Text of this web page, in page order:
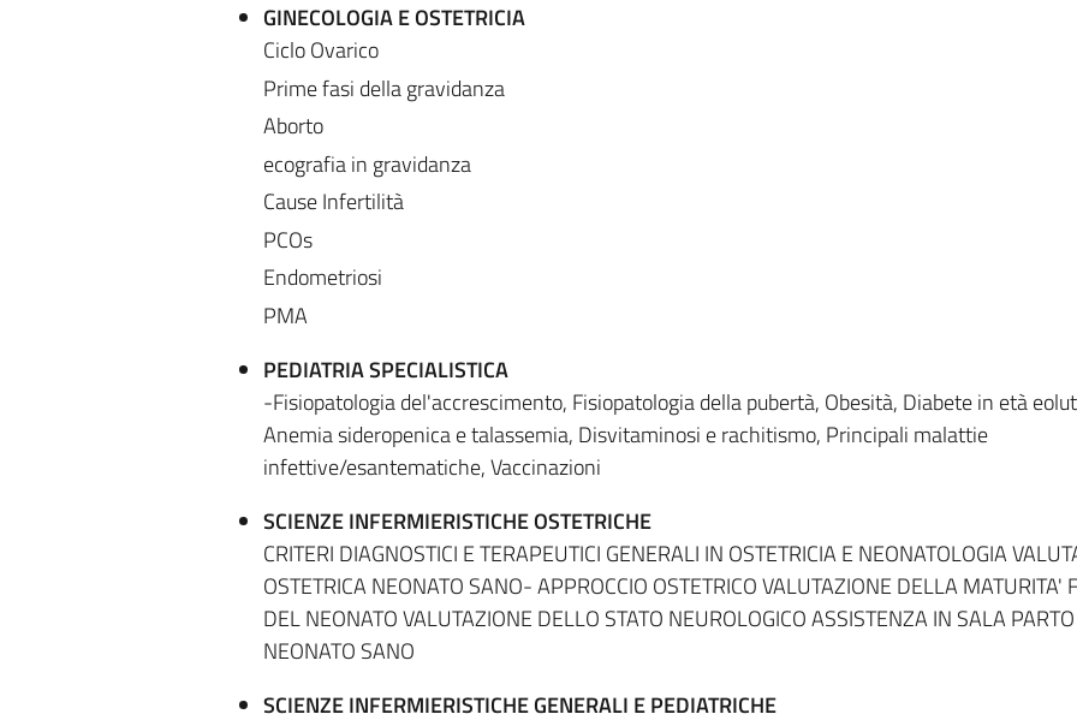
GINECOLOGIA E OSTETRICIA
Ciclo Ovarico
Prime fasi della gravidanza
Aborto
ecografia in gravidanza
Cause Infertilità
PCOs
Endometriosi
PMA
PEDIATRIA SPECIALISTICA
-Fisiopatologia del'accrescimento, Fisiopatologia della pubertà, Obesità, Diabete in età
Anemia sideropenica e talassemia, Disvitaminosi e rachitismo, Principali malattie
infettive/esantematiche, Vaccinazioni
SCIENZE INFERMIERISTICHE OSTETRICHE
CRITERI DIAGNOSTICI E TERAPEUTICI GENERALI IN OSTETRICIA E NEONATOLOGIA
OSTETRICA NEONATO SANO- APPROCCIO OSTETRICO VALUTAZIONE DELLA MATURITA'
DEL NEONATO VALUTAZIONE DELLO STATO NEUROLOGICO ASSISTENZA IN SALA
NEONATO SANO
SCIENZE INFERMIERISTICHE GENERALI E PEDIATRICHE